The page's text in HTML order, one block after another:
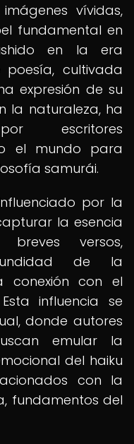
vívidas,
fundamental en
en la era
cultivada
expresión de su
la naturaleza, ha
escritores
el mundo para
samurái.
por la
la esencia
versos,
de la
conexión con el
influencia se
donde autores
emular la
del haiku
con la
fundamentos del